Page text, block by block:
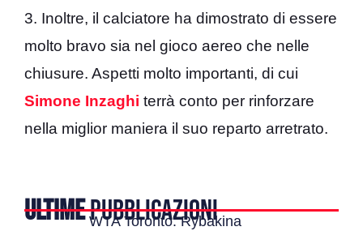
3. Inoltre, il calciatore ha dimostrato di essere
molto bravo sia nel gioco aereo che nelle
chiusure. Aspetti molto importanti, di cui
Simone Inzaghi terrà conto per rinforzare
nella miglior maniera il suo reparto arretrato.
ULTIMEPUBBLICAZIONI
WTA Toronto: Rybakina